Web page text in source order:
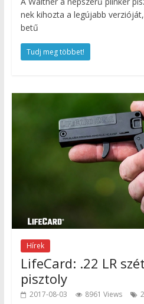
nek kihozta a legújabb
betű
Tudj meg többet!
Hírek
LifeCard: .22 LR
pisztoly
2017-08-03 8961 Views